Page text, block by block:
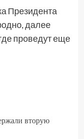
Президента
далее
проведут еще
вторую